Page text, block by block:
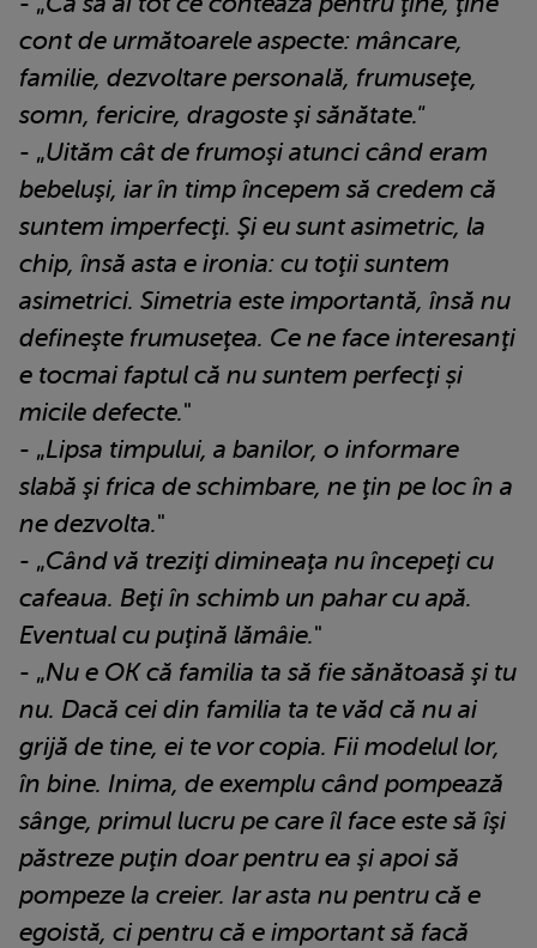
cont de următoarele aspecte: mâncare,
familie, dezvoltare personală, frumuseţe,
somn, fericire, dragoste şi sănătate."
- „Uităm cât de frumoşi atunci când eram
bebeluşi, iar în timp începem să credem că
suntem imperfecţi. Şi eu sunt asimetric, la
chip, însă asta e ironia: cu toţii suntem
asimetrici. Simetria este importantă, însă nu
defineşte frumuseţea. Ce ne face interesanţi
e tocmai faptul că nu suntem perfecţi și
micile defecte."
- „Lipsa timpului, a banilor, o informare
slabă şi frica de schimbare, ne ţin pe loc în a
ne dezvolta."
- „Când vă treziţi dimineaţa nu începeţi cu
cafeaua. Beţi în schimb un pahar cu apă.
Eventual cu puţină lămâie."
- „Nu e OK că familia ta să fie sănătoasă şi tu
nu. Dacă cei din familia ta te văd că nu ai
grijă de tine, ei te vor copia. Fii modelul lor,
în bine. Inima, de exemplu când pompează
sânge, primul lucru pe care îl face este să îşi
păstreze puţin doar pentru ea şi apoi să
pompeze la creier. Iar asta nu pentru că e
egoistă, ci pentru că e important să facă